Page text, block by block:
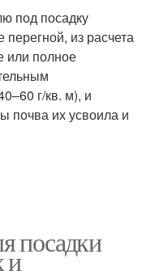
под посадку
из расчета
или полное
г/кв. м), и
почва их усвоила и
посадки
и